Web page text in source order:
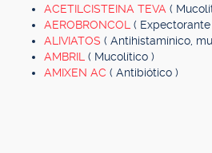
ACETILCISTEINA TEVA (
AEROBRONCOL ( Expectorante
ALIVIATOS ( Antihistamínico,
AMBRIL ( Mucolítico )
AMIXEN AC ( Antibiótico )